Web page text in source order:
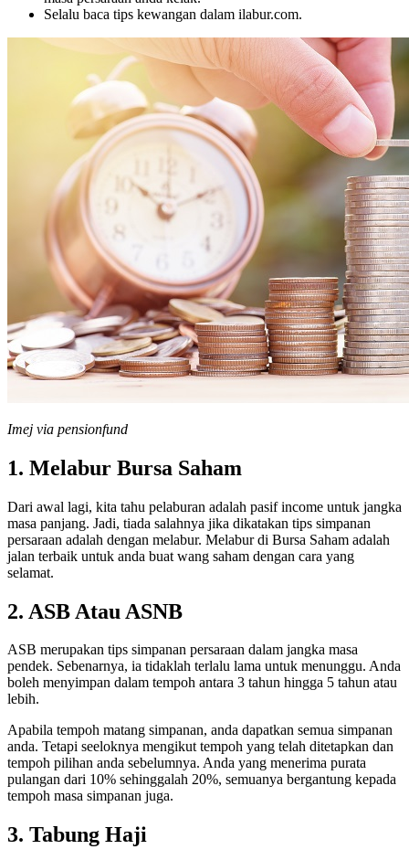
Selalu baca tips kewangan dalam ilabur.com.
Imej via pensionfund
1. Melabur Bursa Saham
Dari awal lagi, kita tahu pelaburan adalah pasif income untuk jangka
masa panjang. Jadi, tiada salahnya jika dikatakan tips simpanan
persaraan adalah dengan melabur. Melabur di Bursa Saham adalah
jalan terbaik untuk anda buat wang saham dengan cara yang
selamat.
2. ASB Atau ASNB
ASB merupakan tips simpanan persaraan dalam jangka masa
pendek. Sebenarnya, ia tidaklah terlalu lama untuk menunggu. Anda
boleh menyimpan dalam tempoh antara 3 tahun hingga 5 tahun atau
lebih.
Apabila tempoh matang simpanan, anda dapatkan semua simpanan
anda. Tetapi seeloknya mengikut tempoh yang telah ditetapkan dan
tempoh pilihan anda sebelumnya. Anda yang menerima purata
pulangan dari 10% sehinggalah 20%, semuanya bergantung kepada
tempoh masa simpanan juga.
3. Tabung Haji